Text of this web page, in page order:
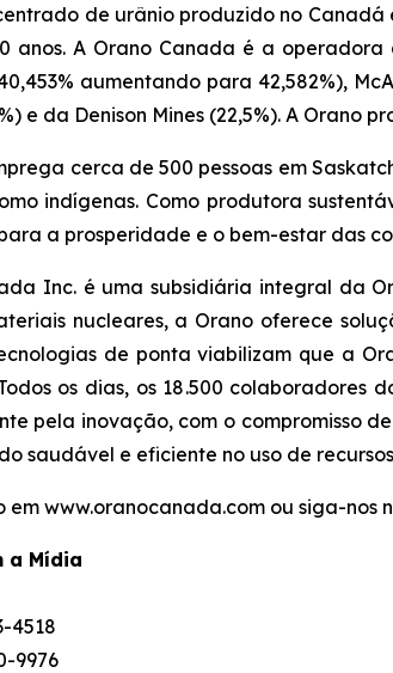
de urânio produzido no
anos. A Orano Canada é a
aumentando para 42,582%),
e da Denison Mines (22,5%). A Orano
cerca de 500 pessoas em
indígenas. Como produtora
a prosperidade e o bem-estar das
Inc. é uma subsidiária integral da
nucleares, a Orano oferece
de ponta viabilizam que a
os dias, os 18.500
pela inovação, com o compromisso
saudável e eficiente no uso de
em www.oranocanada.com ou siga-
a Mídia
4518
9976